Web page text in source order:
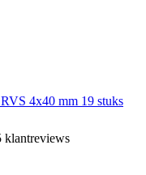
4x40 mm 19 stuks
klantreviews